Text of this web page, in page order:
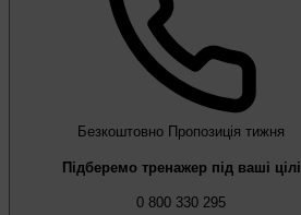
Безкоштовно Пропозиція тижня
Підберемо тренажер під ваші цілі
0 800 330 295